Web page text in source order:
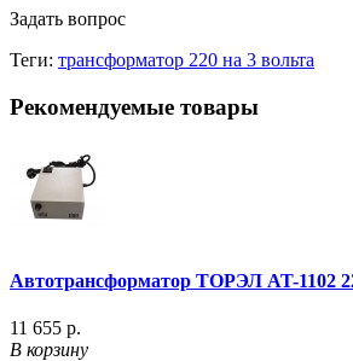
Задать вопрос
Теги: трансформатор 220 на 3 вольта
Рекомендуемые товары
Автотрансформатор ТОРЭЛ AT-1102
11 655 р.
В корзину